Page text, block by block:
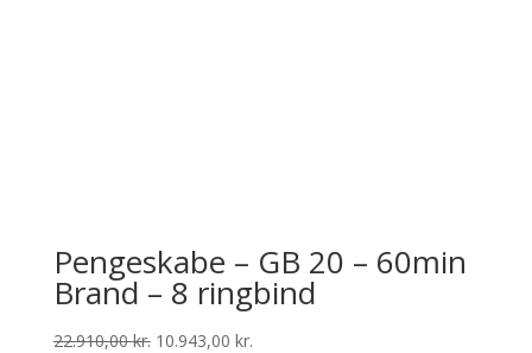
Pengeskabe – GB 20 – 60min
Brand – 8 ringbind
22.910,00kr. Den
10.943,00 kr.